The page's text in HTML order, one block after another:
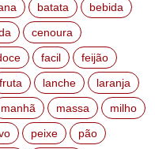
batata
bebida
cenoura
facil
feijão
fruta lanche
laranja
manhã massa
milho
peixe
pão